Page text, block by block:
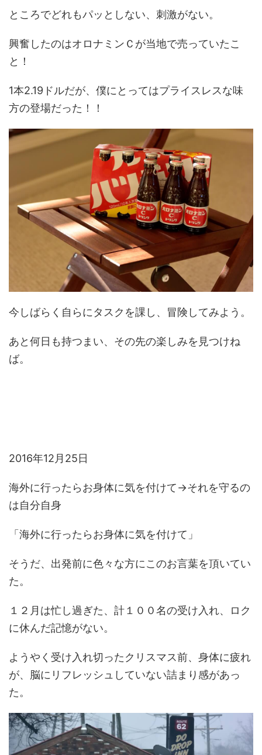
ところでどれもパッとしない、刺激がない。
興奮したのはオロナミンＣが当地で売っていたこ
と！
1本2.19ドルだが、僕にとってはプライスレスな味
方の登場だった！！
今しばらく自らにタスクを課し、冒険してみよう。
あと何日も持つまい、その先の楽しみを見つけね
ば。
2016年12月25日
海外に行ったらお身体に気を付けて→それを守るの
は自分自身
「海外に行ったらお身体に気を付けて」
そうだ、出発前に色々な方にこのお言葉を頂いてい
た。
１２月は忙し過ぎた、計１００名の受け入れ、ロク
に休んだ記憶がない。
ようやく受け入れ切ったクリスマス前、身体に疲れ
が、脳にリフレッシュしていない詰まり感があっ
た。